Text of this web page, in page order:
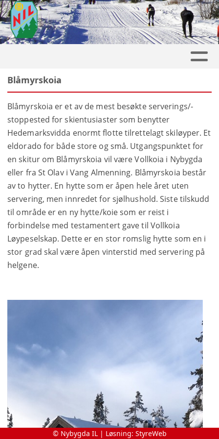
Blåmyrskoia
Blåmyrskoia er et av de mest besøkte serverings/-
stoppested for skientusiaster som benytter
Hedemarksvidda enormt flotte tilrettelagt skiløyper. Et
eldorado for både store og små. Utgangspunktet for
en skitur om Blåmyrskoia vil være Vollkoia i Nybygda
eller fra St Olav i Vang Almenning. Blåmyrskoia består
av to hytter. En hytte som er åpen hele året uten
servering, men innredet for sjølhushold. Siste tilskudd
til område er en ny hytte/koie som er reist i
forbindelse med testamentert gave til Vollkoia
Løypeselskap. Dette er en stor romslig hytte som en i
stor grad skal være åpen vinterstid med servering på
helgene.
© Nybygda IL | Løsning: StyreWeb